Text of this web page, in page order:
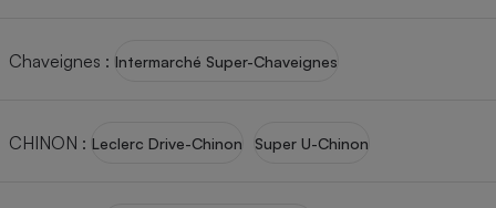
Chaveignes : Intermarché Super-Chaveignes
CHINON : Leclerc Drive-Chinon Super U-Chinon